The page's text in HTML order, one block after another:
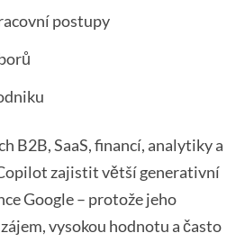
postupy
B2B, SaaS, financí, analytiky a
zajistit větší generativní
Google – protože jeho
vysokou hodnotu a často